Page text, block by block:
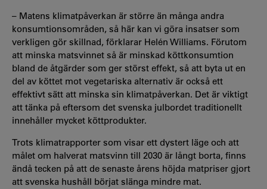
– Matens klimatpåverkan är större än många andra
konsumtionsområden, så här kan vi göra insatser som
verkligen gör skillnad, förklarar Helén Williams. Förutom
att minska matsvinnet så är minskad köttkonsumtion
bland de åtgärder som ger störst effekt, så att byta ut en
del av köttet mot vegetariska alternativ är också ett
effektivt sätt att minska sin klimatpåverkan. Det är viktigt
att tänka på eftersom det svenska julbordet traditionellt
innehåller mycket köttprodukter.
Trots klimatrapporter som visar ett dystert läge och att
målet om halverat matsvinn till 2030 är långt borta, finns
ändå tecken på att de senaste årens höjda matpriser gjort
att svenska hushåll börjat slänga mindre mat.